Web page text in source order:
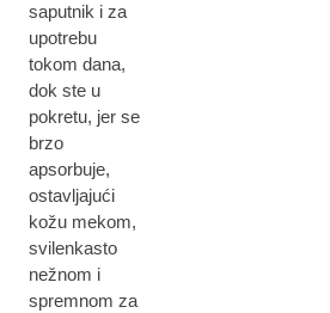
saputnik i za
upotrebu
tokom dana,
dok ste u
pokretu, jer se
brzo
apsorbuje,
ostavljajući
kožu mekom,
svilenkasto
nežnom i
spremnom za